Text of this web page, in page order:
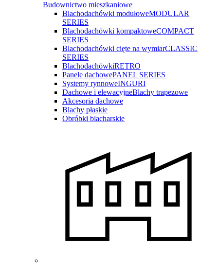
Budownictwo mieszkaniowe
Blachodachówki modułoweMODULAR
SERIES
Blachodachówki kompaktoweCOMPACT
SERIES
Blachodachówki cięte na wymiarCLASSIC
SERIES
BlachodachówkiRETRO
Panele dachowePANEL SERIES
Systemy rynnoweINGURI
Dachowe i elewacyjneBlachy trapezowe
Akcesoria dachowe
Blachy płaskie
Obróbki blacharskie